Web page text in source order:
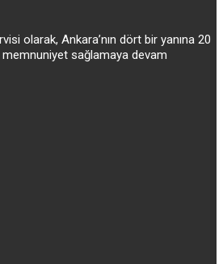
olarak, Ankara’nın dört bir yanına 20
memnuniyet sağlamaya devam